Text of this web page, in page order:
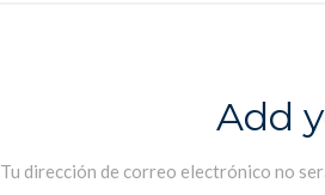
Add
Tu dirección de correo electrónico no